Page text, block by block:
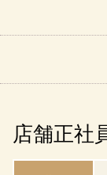
店舗正社